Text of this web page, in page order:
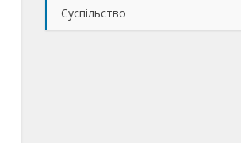
Суспільство